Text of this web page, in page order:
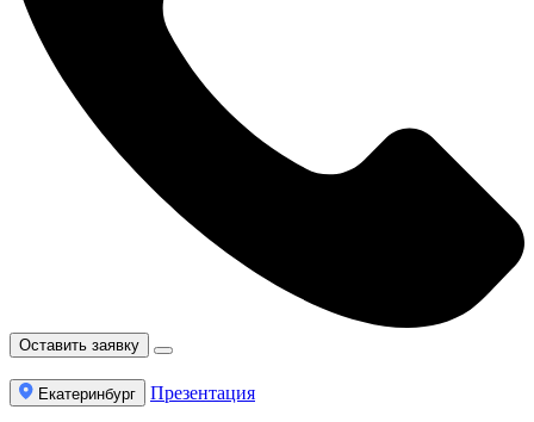
Оставить заявку
Екатеринбург Презентация